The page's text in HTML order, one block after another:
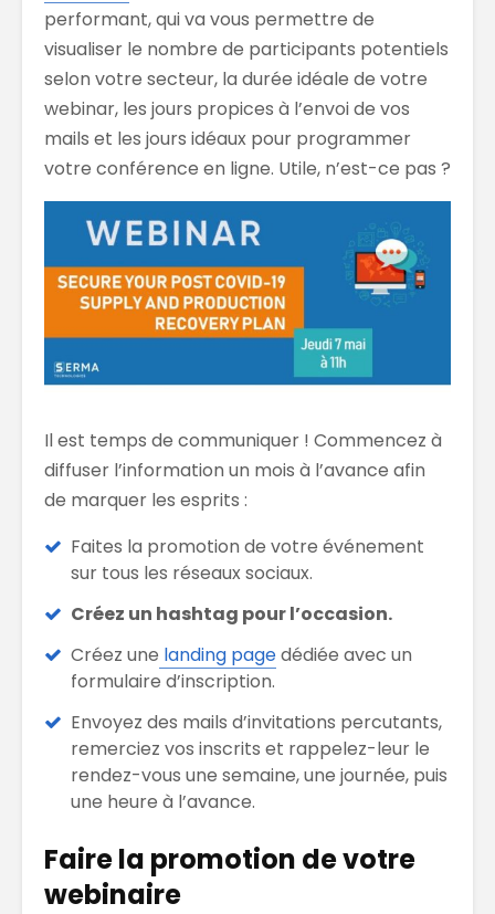
performant, qui va vous permettre de
visualiser le nombre de participants potentiels
selon votre secteur, la durée idéale de votre
webinar, les jours propices à l’envoi de vos
mails et les jours idéaux pour programmer
votre conférence en ligne. Utile, n’est-ce pas ?
Il est temps de communiquer ! Commencez à
diffuser l’information un mois à l’avance afin
de marquer les esprits :
Faites la promotion de votre événement
sur tous les réseaux sociaux.
Créez un hashtag pour l’occasion.
Créez une landing pagedédiée avec un
formulaire d’inscription.
Envoyez des mails d’invitations percutants,
remerciez vos inscrits et rappelez-leur le
rendez-vous une semaine, une journée, puis
une heure à l’avance.
Faire la promotion de votre
webinaire